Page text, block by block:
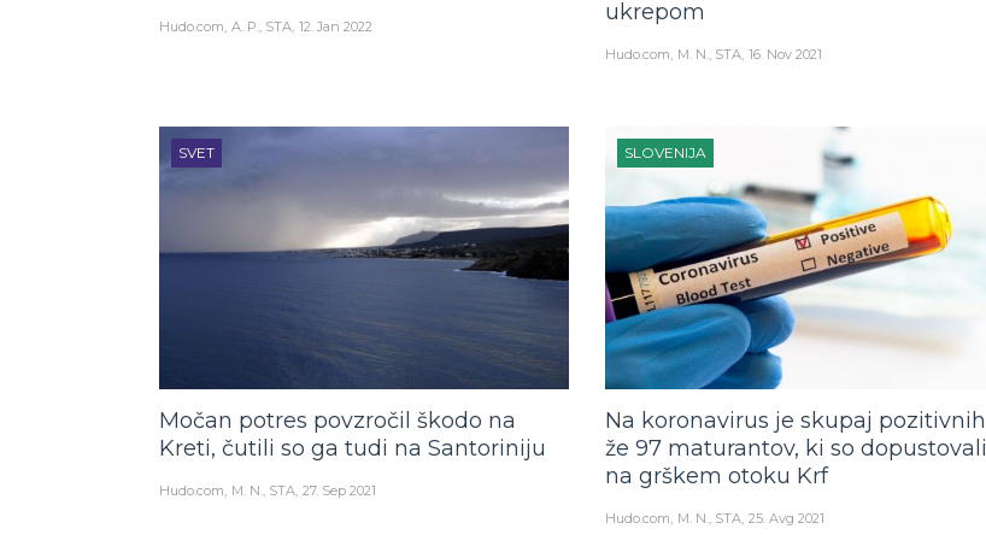
Hudo.com A. P., STA 12. Jan 2022
ukrepom
Hudo.com M. N., STA 16. Nov 2021
SVET
Močan potres povzročil škodo na
Kreti, čutili so ga tudi na Santoriniju
Hudo.com M. N., STA 27. Sep 2021
SLOVENIJA
Na koronavirus je skupaj pozitivnih
že 97 maturantov, ki so dopustovali
na grškem otoku Krf
Hudo.com M. N., STA 25. Avg 2021